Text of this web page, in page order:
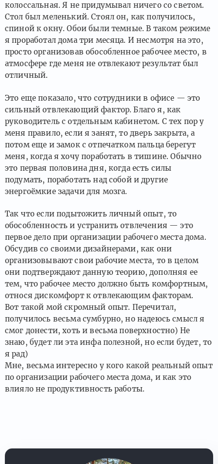
колоссальная. Я не придумывал ничего со светом.
Стол был меленький. Стоял он, как получилось,
спиной к окну. Обои были темные. В таком режиме
я проработал дома три месяца. И несмотря на это,
просто организовав обособленное рабочее место, в
атмосфере где меня не отвлекают результат был
отличный.
Это еще показало, что сотрудники в офисе — это
сильный отвлекающий фактор. Благо я, как
руководитель с отдельным кабинетом. С тех пор у
меня правило, если я занят, то дверь закрыта, а
потом еще и замок с отпечатком пальца берегут
меня, когда я хочу поработать в тишине. Обычно
это первая половина дня, когда есть силы
подумать, поработать над собой и другие
энергоёмкие задачи для мозга.
Так что если подытожить личный опыт, то
обособленность и устранить отвлечения — это
первое дело при организации рабочего места дома.
Обсудив со своими дизайнерами, как они
организовывают свои рабочие места, то в целом
они подтверждают данную теорию, дополняя ее
тем, что рабочее место должно быть комфортным,
относя дискомфорт к отвлекающим факторам.
Вот такой мой скромный опыт. Перечитал,
получилось весьма сумбурно, но надеюсь смысл я
смог донести, хоть и весьма поверхностно) Не
знаю, будет ли эта инфа полезной, но если будет, то
я рад)
Мне, весьма интересно у кого какой реальный опыт
по организации рабочего места дома, и как это
влияло не продуктивность работы.